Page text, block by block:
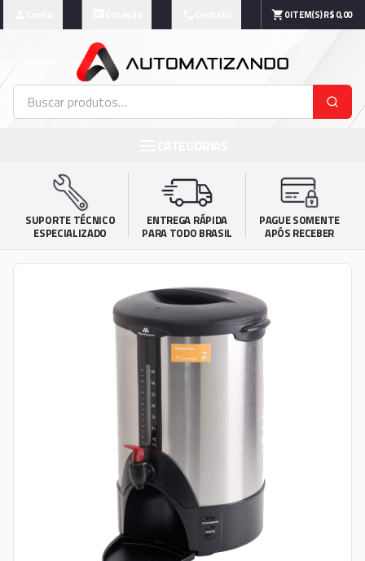
0ITEM(S)R$ 0,00
SUPORTE TÉCNICO
ESPECIALIZADO
ENTREGA RÁPIDA
PARA TODO BRASIL
PAGUE SOMENTE
APÓS RECEBER